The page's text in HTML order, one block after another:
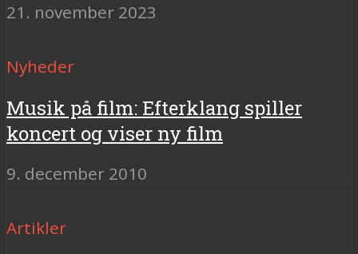
21. november 2023
Nyheder
Musik på film: Efterklang spiller
koncert og viser ny film
9. december 2010
Artikler